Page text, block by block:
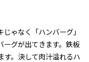
ゃなく「ハンバーグ」
ーグが出てきます。鉄板
す。決して肉汁溢れるハ